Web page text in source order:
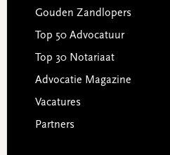
Gouden Zandlopers
Top 50 Advocatuur
Top 30 Notariaat
Advocatie Magazine
Vacatures
Partners